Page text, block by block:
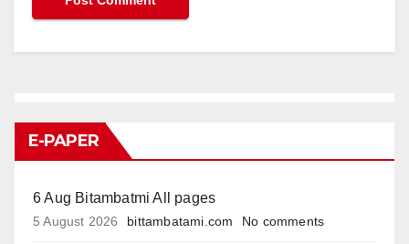
E-PAPER
6 Aug Bitambatmi All pages
5 August 2026 bittambatami.com No comments